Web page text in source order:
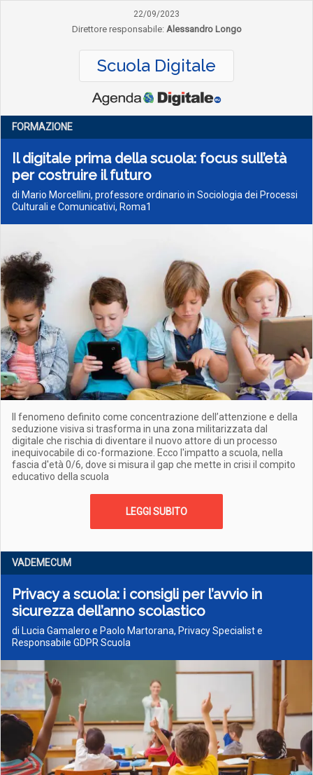
22/09/2023
Direttore responsabile: Alessandro Longo
Scuola Digitale
FORMAZIONE
Il digitale prima della scuola: focus sull’età
per costruire il futuro
di Mario Morcellini, professore ordinario in Sociologia dei Processi
Culturali e Comunicativi, Roma1
Il fenomeno definito come concentrazione dell’attenzione e della
seduzione visiva si trasforma in una zona militarizzata dal
digitale che rischia di diventare il nuovo attore di un processo
inequivocabile di co-formazione. Ecco l'impatto a scuola, nella
fascia d'età 0/6, dove si misura il gap che mette in crisi il compito
educativo della scuola
LEGGI SUBITO
VADEMECUM
Privacy a scuola: i consigli per l’avvio in
sicurezza dell’anno scolastico
di Lucia Gamalero e Paolo Martorana, Privacy Specialist e
Responsabile GDPR Scuola